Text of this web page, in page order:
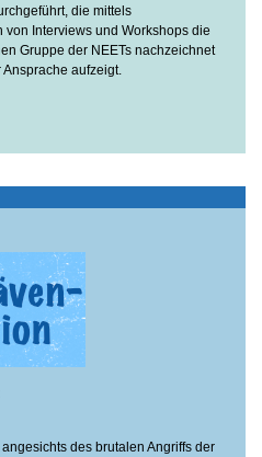
die mittels
Interviews und Workshops die
Gruppe der NEETs nachzeichnet
aufzeigt.
des brutalen Angriffs der